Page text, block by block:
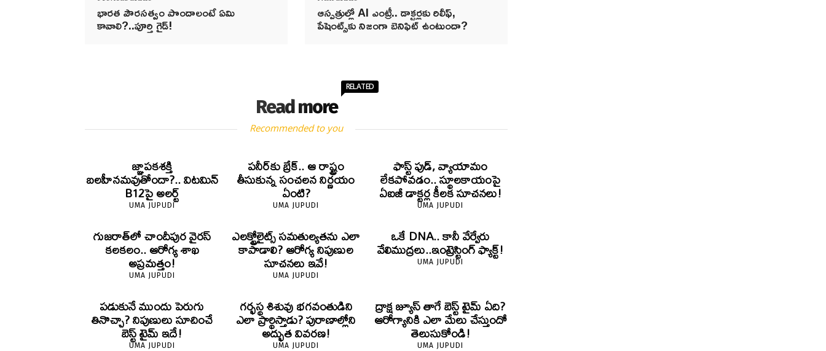
భారత పౌరసత్వం పొందాలంటే ఏమి
కావాలి?..పూర్తి గైడ్!
ఆస్పత్రుల్లో AI ఎంట్రీ.. డాక్టర్లకు రిలీఫ్,
పేషెంట్స్‌కు నిజంగా బెనిఫిట్ ఉంటుందా?
Read more
RELATED
Recommended to you
జ్ఞాపకశక్తి
బలహీనమవుతోందా?.. విటమిన్
B12పై అలర్ట్
UMA JUPUDI
పనీర్‌కు బ్రేక్.. ఆ రాష్ట్రం
తీసుకున్న సంచలన నిర్ణయం
ఏంటి?
UMA JUPUDI
ఫాస్ట్ ఫుడ్, వ్యాయామం
లేకపోవడం.. స్థూలకాయంపై
ఏఐజీ డాక్టర్ల కీలక సూచనలు!
UMA JUPUDI
గుజరాత్‌లో చాందీపుర వైరస్
కలకలం.. ఆరోగ్య శాఖ
అప్రమత్తం!
UMA JUPUDI
ఎలక్ట్రోలైట్స్ సమతుల్యతను ఎలా
కాపాడాలి? ఆరోగ్య నిపుణుల
సూచనలు ఇవే!
UMA JUPUDI
ఒకే DNA.. కానీ వేర్వేరు
వేలిముద్రలు..ఇంట్రెస్టింగ్ ఫ్యాక్ట్!
UMA JUPUDI
పడుకునే ముందు పెరుగు
తినొచ్చా? నిపుణులు సూచించే
బెస్ట్ టైమ్ ఇదే!
UMA JUPUDI
గర్భస్థ శిశువు భగవంతుడిని
ఎలా ప్రార్థిస్తాడు? పురాణాల్లోని
అద్భుత వివరణ!
UMA JUPUDI
ద్రాక్ష జ్యూస్ తాగే బెస్ట్ టైమ్ ఏది?
ఆరోగ్యానికి ఎలా మేలు చేస్తుందో
తెలుసుకోండి!
UMA JUPUDI